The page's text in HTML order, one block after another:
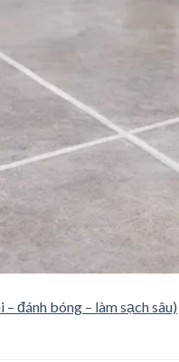
đánh bóng – làm sạch sâu)